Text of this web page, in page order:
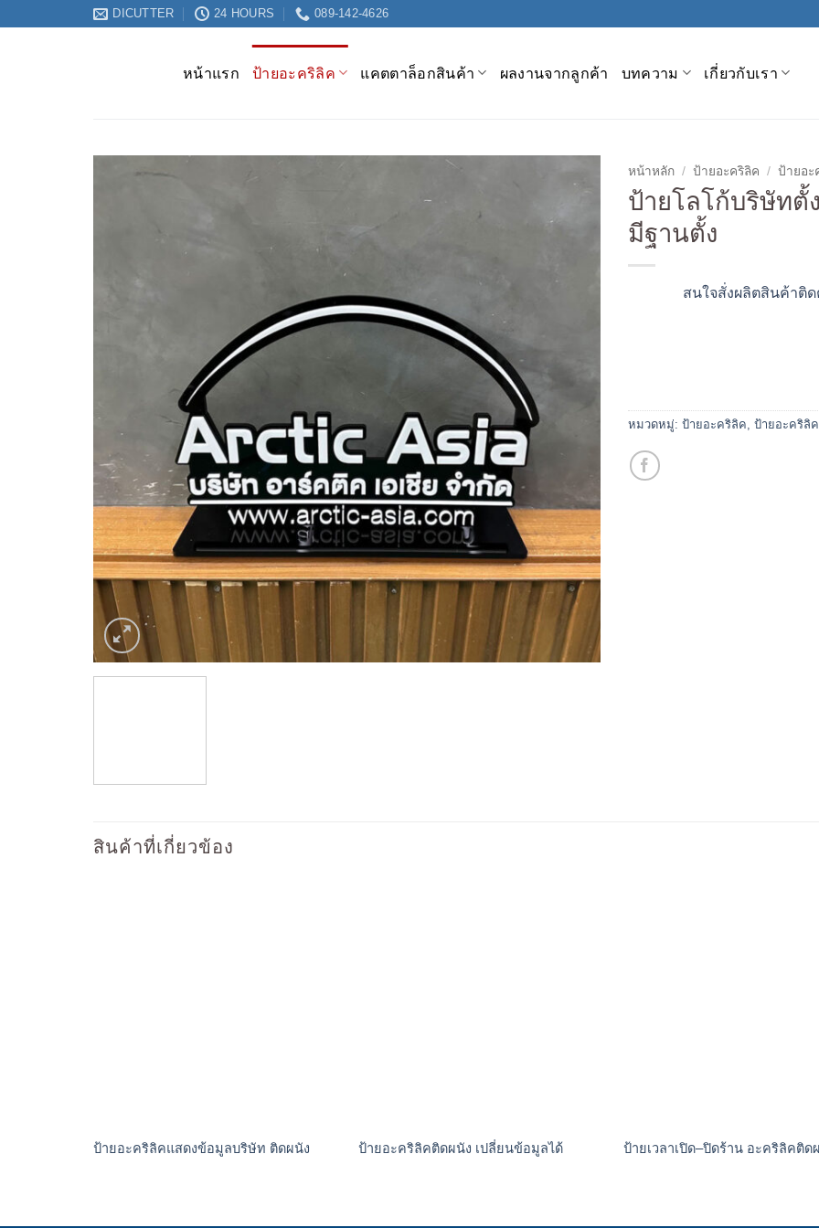
ไป
DICUTTER 24 HOURS 089-142-4626
หน้าแรก ป้ายอะคริลิค แคตตาล็อกสินค้า ผลงานจากลูกค้า บทความ เกี่ยวกับเรา
หน้าหลัก / ป้ายอะคริลิค / ป้ายอะ
ป้ายโลโก้บริษัทตั้
มีฐานตั้ง
สนใจสั่งผลิตสินค้าติ
หมวดหมู่: ป้ายอะคริลิค, ป้ายอะคริลิ
สินค้าที่เกี่ยวข้อง
ป้ายอะคริลิคแสดงข้อมูลบริษัท ติดผนัง ป้ายอะคริลิคติดผนัง เปลี่ยนข้อมูลได้ ป้ายเวลาเปิด–ปิดร้าน อะคริลิคติด